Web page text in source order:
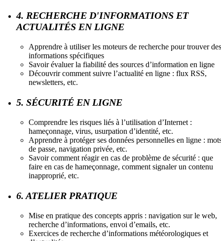
4. RECHERCHE D'INFORMATIONS ET
ACTUALITÉS EN LIGNE
Apprendre à utiliser les moteurs de recherche pour trouver des
informations spécifiques
Savoir évaluer la fiabilité des sources d’information en ligne
Découvrir comment suivre l’actualité en ligne : flux RSS,
newsletters, etc.
5. SÉCURITÉ EN LIGNE
Comprendre les risques liés à l’utilisation d’Internet :
hameçonnage, virus, usurpation d’identité, etc.
Apprendre à protéger ses données personnelles en ligne :
de passe, navigation privée, etc.
Savoir comment réagir en cas de problème de sécurité : que
faire en cas de hameçonnage, comment signaler un contenu
inapproprié, etc.
6. ATELIER PRATIQUE
Mise en pratique des concepts appris : navigation sur le web,
recherche d’informations, envoi d’emails, etc.
Exercices de recherche d’informations météorologiques et